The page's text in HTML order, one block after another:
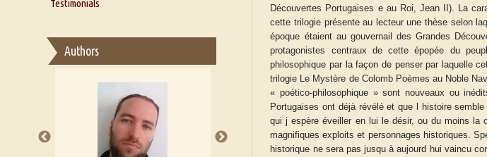
Essay on Multilingual
Essays on Publishing
and publishers
Testimonials
Authors
Découvertes Portugaises e au Roi, Jean II). La
cette trilogie présente au lecteur une thèse selon
époque étaient au gouvernail des Grandes
protagonistes centraux de cette épopée du
philosophique par la façon de penser par laquelle
trilogie Le Mystère de Colomb Poèmes au Noble
« poético-philosophique » sont nouveaux ou
Portugaises ont déjà révélé et que l histoire
qui j espère éveiller en lui le désir, ou du moins la
magnifiques exploits et personnages historiques.
historique ne sera pas jusqu à aujourd hui vaincu